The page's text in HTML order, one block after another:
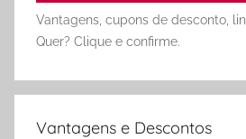
Vantagens, cupons de desconto,
Quer? Clique e confirme.
Vantagens e Descontos